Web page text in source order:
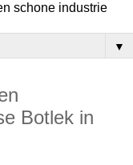
schone industrie
▼
Botlek in